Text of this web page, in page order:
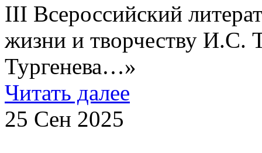
III Всероссийский
жизни и творчеству И.С.
Тургенева…»
Читать далее
25 Сен 2025